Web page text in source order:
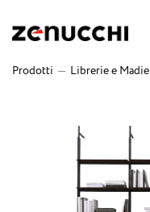
Prodotti — Librerie e Madie